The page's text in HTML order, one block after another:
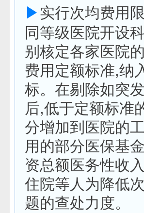
▶实行次均费用
同等级医院开设
别核定各家医院
费用定额标准,纳
标。在剔除如突
后,低于定额标准
分增加到医院的
用的部分医保基
资总额医务性收
住院等人为降低
题的查处力度。